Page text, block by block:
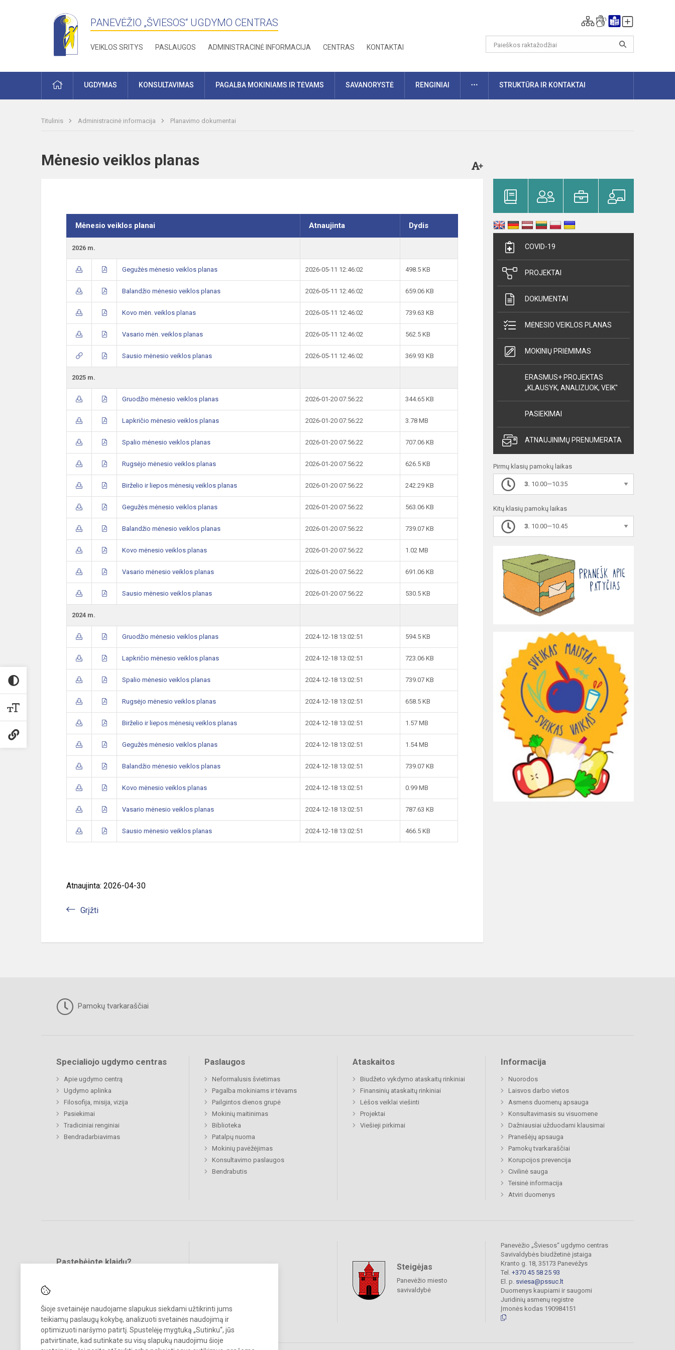
Šioje svetainėje naudojame slapukus siekdami užtikrinti jums
teikiamų paslaugų kokybę, analizuoti svetainės naudojimą ir
optimizuoti naršymo patirtį. Spustelėję mygtuką „Sutinku“, jūs
patvirtinate, kad sutinkate su visų slapukų naudojimu šioje
PANEVĖŽIO „ŠVIESOS“ UGDYMO CENTRAS
VEIKLOS SRITYS PASLAUGOS ADMINISTRACINĖ INFORMACIJA CENTRAS KONTAKTAI
PRADŽIAUGDYMAS KONSULTAVIMAS PAGALBA MOKINIAMS IR TĖVAMS SAVANORYSTĖ RENGINIAI DAUGIAUSTRUKTŪRA IR KONTAKTAI
Titulinis Administracinė informacija Planavimo dokumentai
Mėnesio veiklos planas
Mėnesio veiklos planai Atnaujinta Dydis
2026 m.
Gegužės mėnesio veiklos planas 2026-05-11 12:46:02 498.5 KB
Balandžio mėnesio veiklos planas 2026-05-11 12:46:02 659.06 KB
Kovo mėn. veiklos planas 2026-05-11 12:46:02 739.63 KB
Vasario mėn. veiklos planas 2026-05-11 12:46:02 562.5 KB
Sausio mėnesio veiklos planas 2026-05-11 12:46:02 369.93 KB
2025 m.
Gruodžio mėnesio veiklos planas 2026-01-20 07:56:22 344.65 KB
Lapkričio mėnesio veiklos planas 2026-01-20 07:56:22 3.78 MB
Spalio mėnesio veiklos planas 2026-01-20 07:56:22 707.06 KB
Rugsėjo mėnesio veiklos planas 2026-01-20 07:56:22 626.5 KB
Birželio ir liepos mėnesių veiklos planas 2026-01-20 07:56:22 242.29 KB
Gegužės mėnesio veiklos planas 2026-01-20 07:56:22 563.06 KB
Balandžio mėnesio veiklos planas 2026-01-20 07:56:22 739.07 KB
Kovo mėnesio veiklos planas 2026-01-20 07:56:22 1.02 MB
Vasario mėnesio veiklos planas 2026-01-20 07:56:22 691.06 KB
Sausio mėnesio veiklos planas 2026-01-20 07:56:22 530.5 KB
2024 m.
Gruodžio mėnesio veiklos planas 2024-12-18 13:02:51 594.5 KB
Lapkričio mėnesio veiklos planas 2024-12-18 13:02:51 723.06 KB
Spalio mėnesio veiklos planas 2024-12-18 13:02:51 739.07 KB
Rugsėjo mėnesio veiklos planas 2024-12-18 13:02:51 658.5 KB
Birželio ir liepos mėnesių veiklos planas 2024-12-18 13:02:51 1.57 MB
Gegužės mėnesio veiklos planas 2024-12-18 13:02:51 1.54 MB
Balandžio mėnesio veiklos planas 2024-12-18 13:02:51 739.07 KB
Kovo mėnesio veiklos planas 2024-12-18 13:02:51 0.99 MB
Vasario mėnesio veiklos planas 2024-12-18 13:02:51 787.63 KB
Sausio mėnesio veiklos planas 2024-12-18 13:02:51 466.5 KB
Atnaujinta: 2026-04-30
Grįžti
COVID-19
PROJEKTAI
DOKUMENTAI
MĖNESIO VEIKLOS PLANAS
MOKINIŲ PRIĖMIMAS
ERASMUS+ PROJEKTAS
„KLAUSYK, ANALIZUOK, VEIK"
PASIEKIMAI
ATNAUJINIMŲ PRENUMERATA
Pirmų klasių pamokų laikas
3. 10.00—10.35
Kitų klasių pamokų laikas
3. 10.00—10.45
Pamokų tvarkaraščiai
Specialiojo ugdymo centras
Apie ugdymo centrą
Ugdymo aplinka
Filosofija, misija, vizija
Pasiekimai
Tradiciniai renginiai
Bendradarbiavimas
Paslaugos
Neformalusis švietimas
Pagalba mokiniams ir tėvams
Pailgintos dienos grupė
Mokinių maitinimas
Biblioteka
Patalpų nuoma
Mokinių pavėžėjimas
Konsultavimo paslaugos
Bendrabutis
Ataskaitos
Biudžeto vykdymo ataskaitų rinkiniai
Finansinių ataskaitų rinkiniai
Lėšos veiklai viešinti
Projektai
Viešieji pirkimai
Informacija
Nuorodos
Laisvos darbo vietos
Asmens duomenų apsauga
Konsultavimasis su visuomene
Dažniausiai užduodami klausimai
Pranešėjų apsauga
Pamokų tvarkaraščiai
Korupcijos prevencija
Civilinė sauga
Teisinė informacija
Atviri duomenys
Pastebėjote klaidų?
Steigėjas
Panevėžio miesto
savivaldybė
Panevėžio „Šviesos“ ugdymo centras
Savivaldybės biudžetinė įstaiga
Kranto g. 18, 35173 Panevėžys
Tel. +370 45 58 25 93
El. p. sviesa@pssuc.lt
Duomenys kaupiami ir saugomi
Juridinių asmenų registre
Įmonės kodas 190984151